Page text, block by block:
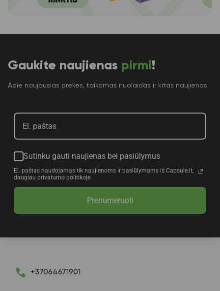
Gaukite naujienas pirmi!
Apie naujausias prekes, taikomas nuolaidas ir kitas naujienas.
Sutinku gauti naujienas bei pasiūlymus
El. paštas naudojamas tik naujienoms ir pasiūlymams iš Capsule.lt,
daugiau privatumo politikoje.
Prenumeruoti
+37064671901